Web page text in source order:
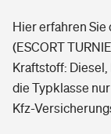
Freizeit
Pri­vate Haft­pflicht­
Gesundheit
Hier erfahren Sie
(ESCORT
Kraftstoff: Diesel,
die Typklasse
Kfz-